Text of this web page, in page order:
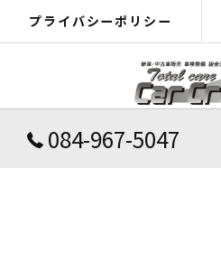
084-967-5047
プライバシーポリシー
© 2026 広島県福山市の車検ならCar